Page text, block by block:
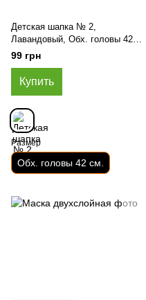
Детская шапка № 2,
Лавандовый, Обх. головы 42
см.
99 грн
Купить
Размер
Обх. головы 42 см.